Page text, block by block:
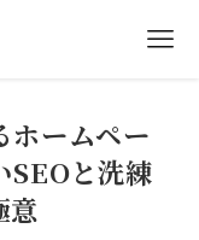
ホームペー
SEOと洗練
意